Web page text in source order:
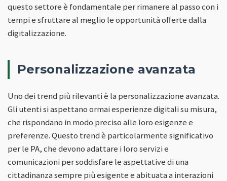
questo settore è fondamentale per rimanere al passo con i
tempi e sfruttare al meglio le opportunità offerte dalla
digitalizzazione.
Personalizzazione avanzata
Uno dei trend più rilevanti è la personalizzazione avanzata.
Gli utenti si aspettano ormai esperienze digitali su misura,
che rispondano in modo preciso alle loro esigenze e
preferenze. Questo trend è particolarmente significativo
per le PA, che devono adattare i loro servizi e
comunicazioni per soddisfare le aspettative di una
cittadinanza sempre più esigente e abituata a interazioni